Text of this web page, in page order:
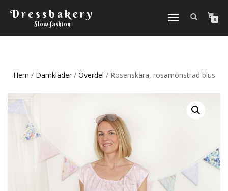
Dressbakery
Slow fashion
Slå
navigering
0
Hem / Damkläder/ Överdel / Rosenskära, rosamönstrad blus